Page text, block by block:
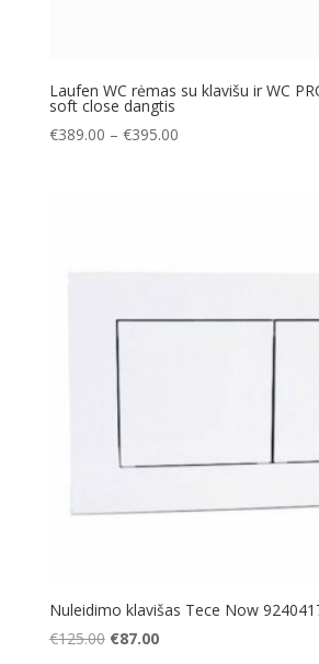
Laufen WC rėmas su klavišu ir WC
soft close dangtis
€389.00 – €395.00Price
Nuleidimo klavišas Tece Now
€125.00 Original
€87.00Current